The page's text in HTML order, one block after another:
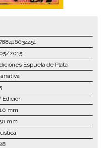
2015
Espuela de Plata
Edición
mm
mm